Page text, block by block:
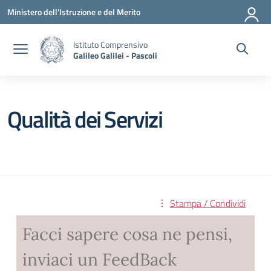
Vai ai contenuti
Vai al menu di navigazione
Vai al footer
Ministero dell'Istruzione e del Merito
Istituto Comprensivo
Galileo Galilei - Pascoli
Qualità dei Servizi
Stampa / Condividi
Facci sapere cosa ne pensi,
inviaci un FeedBack